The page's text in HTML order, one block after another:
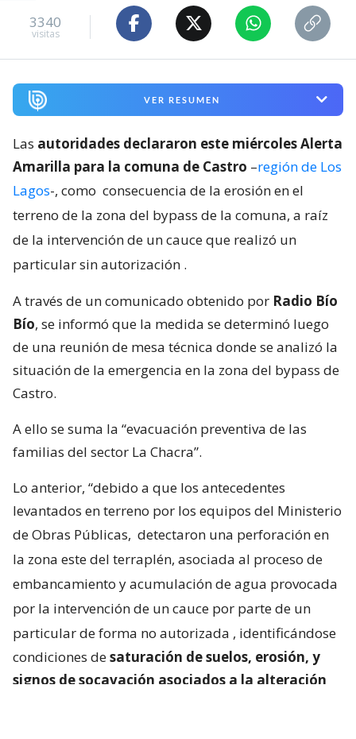
3340
visitas
VER RESUMEN
Las autoridades declararon este miércoles Alerta
Amarilla para la comuna de Castro –región de Los
Lagos-, como consecuencia de la erosión en el
terreno de la zona del bypass de la comuna, a raíz
de la intervención de un cauce que realizó un
particular sin autorización .
A través de un comunicado obtenido por Radio Bío
Bío, se informó que la medida se determinó luego
de una reunión de mesa técnica donde se analizó la
situación de la emergencia en la zona del bypass de
Castro.
A ello se suma la “evacuación preventiva de las
familias del sector La Chacra”.
Lo anterior, “debido a que los antecedentes
levantados en terreno por los equipos del Ministerio
de Obras Públicas, detectaron una perforación en
la zona este del terraplén, asociada al proceso de
embancamiento y acumulación de agua provocada
por la intervención de un cauce por parte de un
particular de forma no autorizada , identificándose
condiciones desaturación de suelos, erosión, y
signos de socavación asociados a la alteración